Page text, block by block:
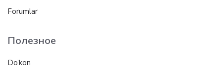
Forumlar
Полезное
Do’kon